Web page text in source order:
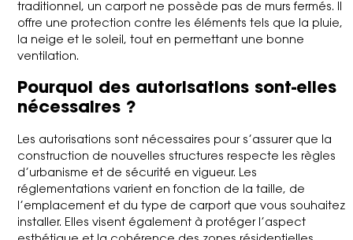
traditionnel, un carport ne possède pas de murs fermés. Il
offre une protection contre les éléments tels que la pluie,
la neige et le soleil, tout en permettant une bonne
ventilation.
Pourquoi des autorisations sont-elles
nécessaires ?
Les autorisations sont nécessaires pour s’assurer que la
construction de nouvelles structures respecte les règles
d’urbanisme et de sécurité en vigueur. Les
réglementations varient en fonction de la taille, de
l’emplacement et du type de carport que vous souhaitez
installer. Elles visent également à protéger l’aspect